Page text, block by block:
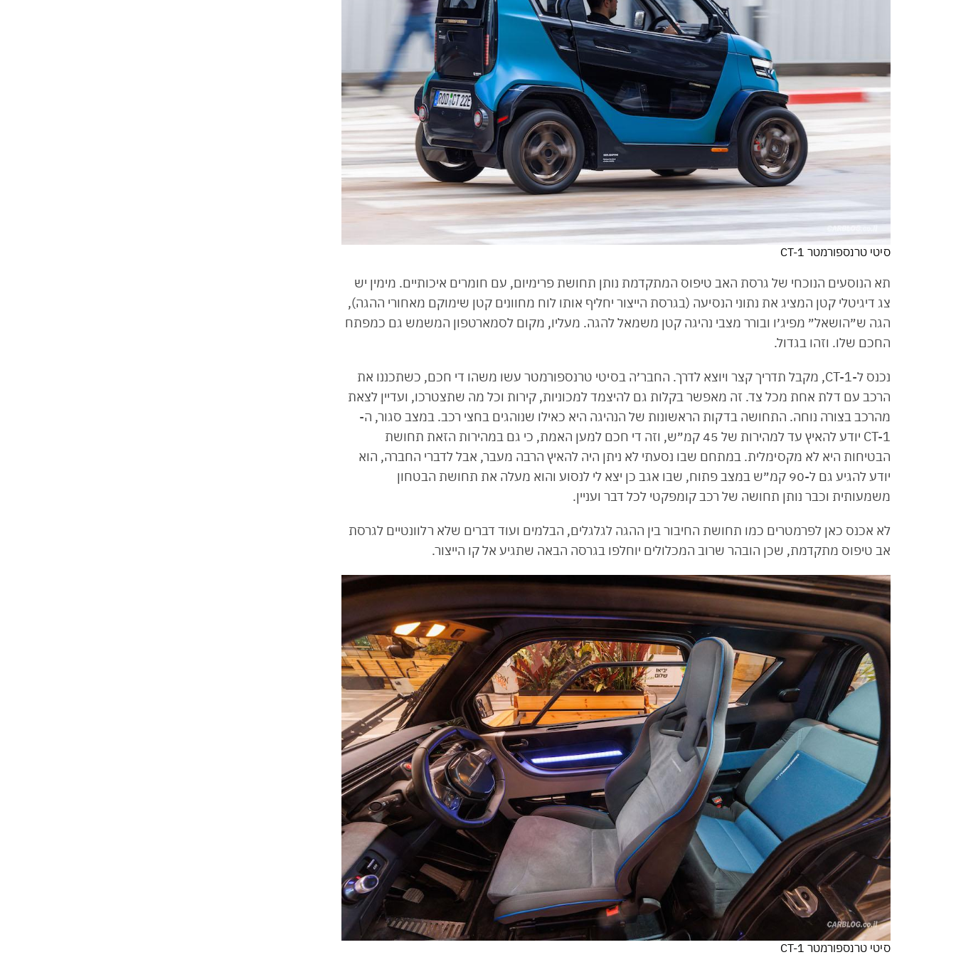
סיטי טרנספורמטר CT-1
תא הנוסעים הנוכחי של גרסת האב טיפוס המתקדמת נותן תחושת פרימיום, עם חומרים איכותיים. מימין יש
צג דיגיטלי קטן המציג את נתוני הנסיעה (בגרסת הייצור יחליף אותו לוח מחוונים קטן שימוקם מאחורי ההגה),
הגה ש״הושאל״ מפיג׳ו ובורר מצבי נהיגה קטן משמאל להגה. מעליו, מקום לסמארטפון המשמש גם כמפתח
החכם שלו. וזהו בגדול.
נכנס ל-CT-1, מקבל תדריך קצר ויוצא לדרך. החבר׳ה בסיטי טרנספורמטר עשו משהו די חכם, כשתכננו את
הרכב עם דלת אחת מכל צד. זה מאפשר בקלות גם להיצמד למכוניות, קירות וכל מה שתצטרכו, ועדיין לצאת
מהרכב בצורה נוחה. התחושה בדקות הראשונות של הנהיגה היא כאילו שנוהגים בחצי רכב. במצב סגור, ה-
CT-1 יודע להאיץ עד למהירות של 45 קמ״ש, וזה די חכם למען האמת, כי גם במהירות הזאת תחושת
הבטיחות היא לא מקסימלית. במתחם שבו נסעתי לא ניתן היה להאיץ הרבה מעבר, אבל לדברי החברה, הוא
יודע להגיע גם ל-90 קמ״ש במצב פתוח, שבו אגב כן יצא לי לנסוע והוא מעלה את תחושת הבטחון
משמעותית וכבר נותן תחושה של רכב קומפקטי לכל דבר ועניין.
לא אכנס כאן לפרמטרים כמו תחושת החיבור בין ההגה לגלגלים, הבלמים ועוד דברים שלא רלוונטיים לגרסת
אב טיפוס מתקדמת, שכן הובהר שרוב המכלולים יוחלפו בגרסה הבאה שתגיע אל קו הייצור.
סיטי טרנספורמטר CT-1